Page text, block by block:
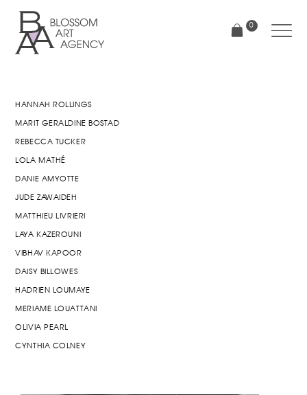
principal
0
HANNAH ROLLINGS
MARIT GERALDINE BOSTAD
REBECCA TUCKER
LOLA MATHÉ
DANIE AMYOTTE
JUDE ZAWAIDEH
MATTHIEU LIVRIERI
LAYA KAZEROUNI
VIBHAV KAPOOR
DAISY BILLOWES
HADRIEN LOUMAYE
MERIAME LOUATTANI
OLIVIA PEARL
CYNTHIA COLNEY